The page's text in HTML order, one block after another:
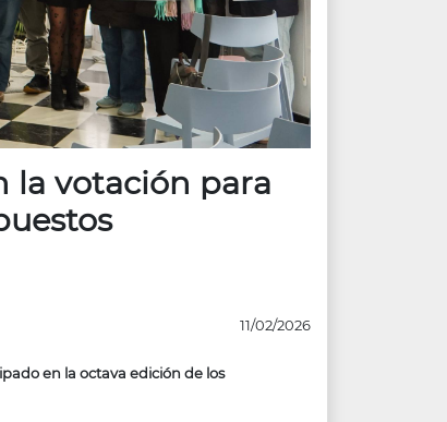
la votación para
11/02/2026
en la octava edición de los